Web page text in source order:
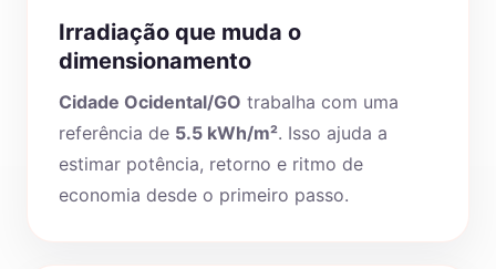
Irradiação que muda o
dimensionamento
Cidade Ocidental/GO trabalha com uma
referência de 5.5 kWh/m². Isso ajuda a
estimar potência, retorno e ritmo de
economia desde o primeiro passo.